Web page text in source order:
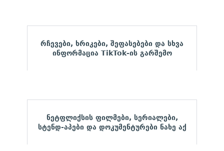
რჩევები, ხრიკები, შეფასებები და სხვა
ინფორმაცია TikTok-ის გარშემო
ნეტფლიქსის ფილმები, სერიალები,
სტენდ-აპები და დოკუმენტურები ნახე აქ